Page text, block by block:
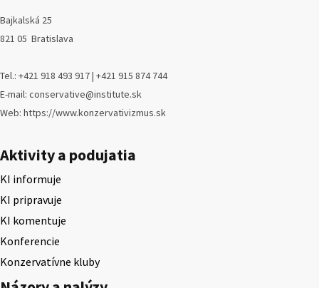
Bajkalská 25
821 05 Bratislava
Tel.: +421 918 493 917 | +421 915 874 744
E-mail: conservative@institute.sk
Web: https://www.konzervativizmus.sk
Aktivity a podujatia
KI informuje
KI pripravuje
KI komentuje
Konferencie
Konzervatívne kluby